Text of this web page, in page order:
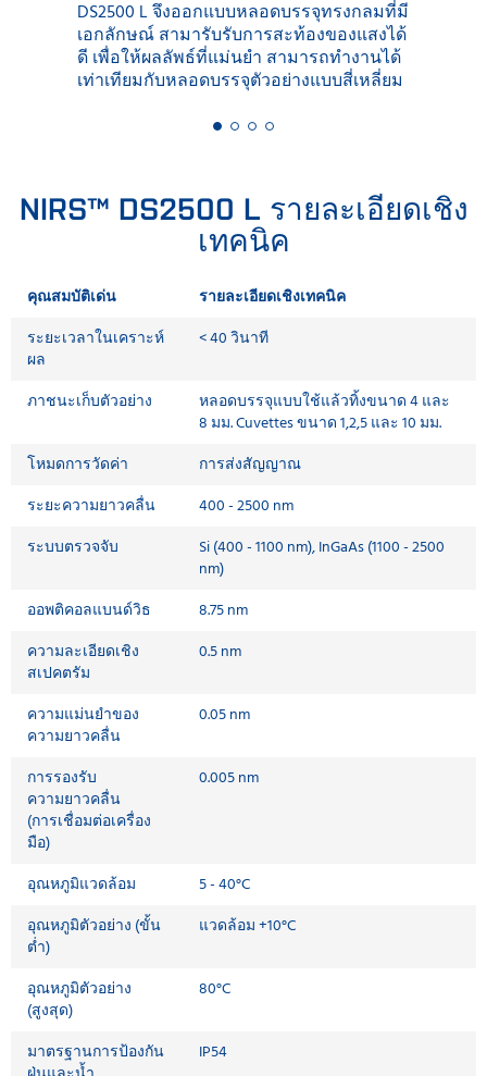
DS2500 L จึงออกแบบหลอดบรรจุทรงกลมที่มี
เอกลักษณ์ สามารับรับการสะท้องของแสงได้
ดี เพื่อให้ผลลัพธ์ที่แม่นยำ สามารถทำงานได้
เท่าเทียมกับหลอดบรรจุตัวอย่างแบบสี่เหลี่ยม
NIRS™ DS2500 L รายละเอียดเชิง
เทคนิค
คุณสมบัติเด่น
รายละเอียดเชิงเทคนิค
ระยะเวลาในเคราะห์
ผล
< 40 วินาที
ภาชนะเก็บตัวอย่าง
หลอดบรรจุแบบใช้แล้วทิ้งขนาด 4 และ
8 มม. Cuvettes ขนาด 1,2,5 และ 10 มม.
โหมดการวัดค่า
การส่งสัญญาณ
ระยะความยาวคลื่น
400 - 2500 nm
ระบบตรวจจับ
Si (400 - 1100 nm), InGaAs (1100 - 2500
nm)
ออพติคอลแบนด์วิธ
8.75 nm
ความละเอียดเชิง
สเปคตรัม
0.5 nm
ความแม่นยำของ
ความยาวคลื่น
0.05 nm
การรองรับ
ความยาวคลื่น
(การเชื่อมต่อเครื่อง
มือ)
0.005 nm
อุณหภูมิแวดล้อม
5 - 40°C
อุณหภูมิตัวอย่าง (ขั้น
ต่ำ)
แวดล้อม +10°C
อุณหภูมิตัวอย่าง
(สูงสุด)
80°C
มาตรฐานการป้องกัน
IP54